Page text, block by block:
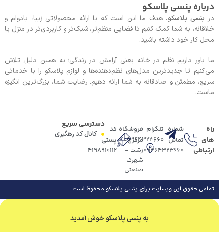
درباره پنسی پلاسکو
در پنسی پلاسکو، هدف ما این است که با ارائه محصولاتی زیبا، بادوام و
خلاقانه، به شما کمک کنیم تا فضایی منظم‌تر، شیک‌تر و کاربردی‌تر در منزل یا
محل کار خود داشته باشید.
ما باور داریم نظم در خانه یعنی آرامش در زندگی؛ به همین دلیل تلاش
می‌کنیم تا جدیدترین مدل‌های نظم‌دهنده‌ها و لوازم پلاسکو را با خدماتی
سریع، مطمئن و صادقانه به شما ارائه دهیم. رضایت شما، بزرگ‌ترین انگیزه
ماست.
دسترسی سریع
کانال کد رهگیری
راه
های
ارتباطی
شماره
تماس
09364323660
تلگرام
09364323660
فروشگاه
مرکزی
رشت -
شهرک
صنعتی
کد
پستی
4198910112
تمامی حقوق این وبسایت برای پنسی پلاسکو محفوظ است
به پنسی پلاسکو خوش آمدید